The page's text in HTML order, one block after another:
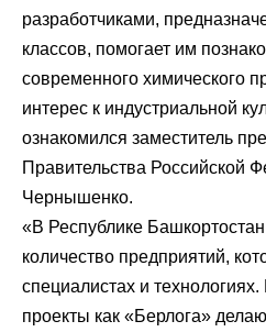
разработчиками,
классов, помогает им
современного химического
интерес к индустриальной
ознакомился заместитель
Правительства Российской
Чернышенко.
«В Республике
количество предприятий,
специалистах и
проекты как «Берлога»